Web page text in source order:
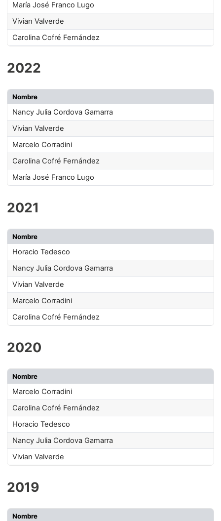
María José Franco Lugo
Vivian Valverde
Carolina Cofré Fernández
2022
Nombre
Nancy Julia Cordova Gamarra
Vivian Valverde
Marcelo Corradini
Carolina Cofré Fernández
María José Franco Lugo
2021
Nombre
Horacio Tedesco
Nancy Julia Cordova Gamarra
Vivian Valverde
Marcelo Corradini
Carolina Cofré Fernández
2020
Nombre
Marcelo Corradini
Carolina Cofré Fernández
Horacio Tedesco
Nancy Julia Cordova Gamarra
Vivian Valverde
2019
Nombre